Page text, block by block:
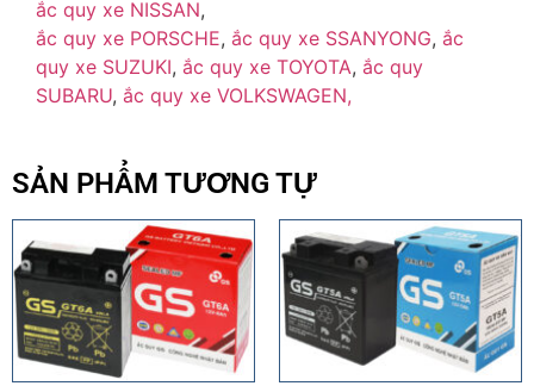
ắc quy xe NISSAN,
ắc quy xe PORSCHE, ắc quy xe SSANYONG, ắc
quy xe SUZUKI, ắc quy xe TOYOTA, ắc quy
SUBARU, ắc quy xe VOLKSWAGEN,
SẢN PHẨM TƯƠNG TỰ